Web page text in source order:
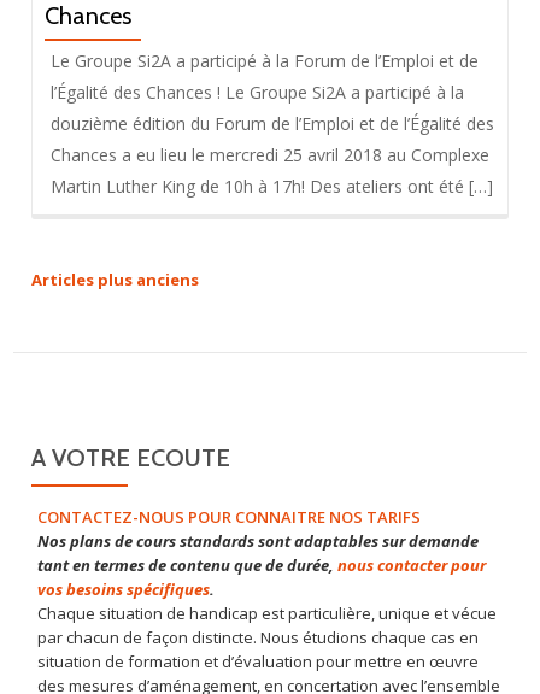
Chances
Le Groupe Si2A a participé à la Forum de l’Emploi et de
l’Égalité des Chances ! Le Groupe Si2A a participé à la
douzième édition du Forum de l’Emploi et de l’Égalité des
Chances a eu lieu le mercredi 25 avril 2018 au Complexe
Martin Luther King de 10h à 17h! Des ateliers ont été […]
a
t
o
n
d
e
s
a
Articles plus anciens
A VOTRE ECOUTE
CONTACTEZ-NOUS POUR CONNAITRE NOS TARIFS
Nos plans de cours standards sont adaptables sur demande
tant en termes de contenu que de durée,nous contacter pour
vos besoins spécifiques.
Chaque situation de handicap est particulière, unique et vécue
par chacun de façon distincte. Nous étudions chaque cas en
situation de formation et d’évaluation pour mettre en œuvre
des mesures d’aménagement, en concertation avec l’ensemble